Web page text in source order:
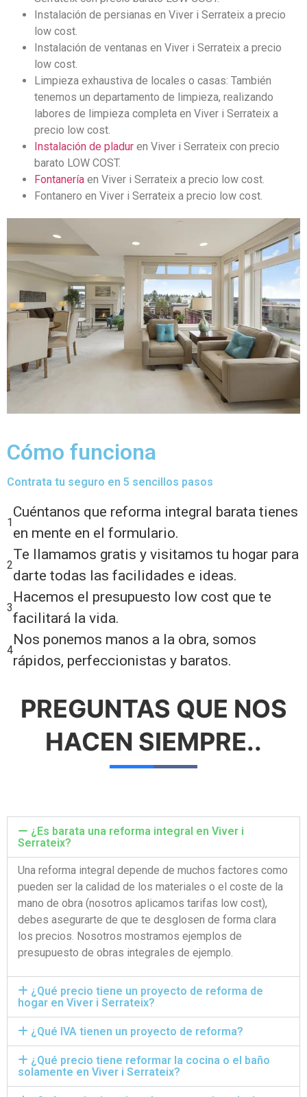
Instalación de persianas en Viver i Serrateix a precio
low cost.
Instalación de ventanas en Viver i Serrateix a precio
low cost.
Limpieza exhaustiva de locales o casas: También
tenemos un departamento de limpieza, realizando
labores de limpieza completa en Viver i Serrateix a
precio low cost.
Instalación de pladur en Viver i Serrateix con precio
barato LOW COST.
Fontanería en Viver i Serrateix a precio low cost.
Fontanero en Viver i Serrateix a precio low cost.
Cómo funciona
Contrata tu seguro en 5 sencillos pasos
1
Cuéntanos que reforma integral barata tienes
en mente en el formulario.
2
Te llamamos gratis y visitamos tu hogar para
darte todas las facilidades e ideas.
3
Hacemos el presupuesto low cost que te
facilitará la vida.
4
Nos ponemos manos a la obra, somos
rápidos, perfeccionistas y baratos.
PREGUNTAS QUE NOS
HACEN SIEMPRE..
¿Es barata una reforma integral en Viver i
Serrateix?
Una reforma integral depende de muchos factores como
pueden ser la calidad de los materiales o el coste de la
mano de obra (nosotros aplicamos tarifas low cost),
debes asegurarte de que te desglosen de forma clara
los precios. Nosotros mostramos ejemplos de
presupuesto de obras integrales de ejemplo.
¿Qué precio tiene un proyecto de reforma de
hogar en Viver i Serrateix?
¿Qué IVA tienen un proyecto de reforma?
¿Qué precio tiene reformar la cocina o el baño
solamente en Viver i Serrateix?